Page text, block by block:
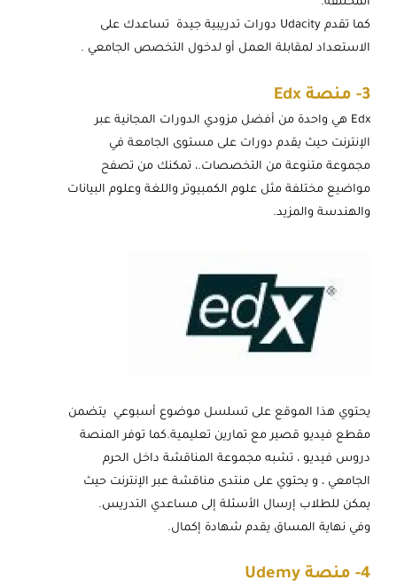
المختلفة.
كما تقدم Udacity دورات تدريبية جيدة تساعدك على
الاستعداد لمقابلة العمل أو لدخول التخصص الجامعي .
3- منصة Edx
Edx هي واحدة من أفضل مزودي الدورات المجانية عبر
الإنترنت حيث يقدم دورات على مستوى الجامعة في
مجموعة متنوعة من التخصصات.، تمكنك من تصفح
مواضيع مختلفة مثل علوم الكمبيوتر واللغة وعلوم البيانات
والهندسة والمزيد.
يحتوي هذا الموقع على تسلسل موضوع أسبوعي يتضمن
مقطع فيديو قصير مع تمارين تعليمية.كما توفر المنصة
دروس فيديو ، تشبه مجموعة المناقشة داخل الحرم
الجامعي ، و يحتوي على منتدى مناقشة عبر الإنترنت حيث
يمكن للطلاب إرسال الأسئلة إلى مساعدي التدريس.
وفي نهاية المساق يقدم شهادة إكمال.
4- منصة Udemy